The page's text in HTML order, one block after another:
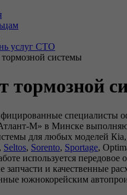
услуг СТО
системы
тормозной
специалисты
М» в Минске
для любых моделей
Seltos, Sorento, Sportage,
используется передовое
запчасти и качественные
южнокорейским